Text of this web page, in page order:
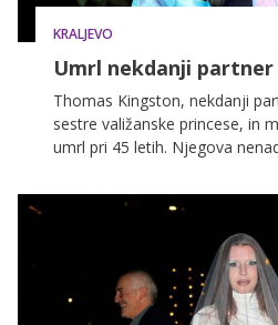
KRALJEVO
Umrl nekdanji
Thomas Kingston, nekdanji
sestre valižanske princese, in
umrl pri 45 letih. Njegova